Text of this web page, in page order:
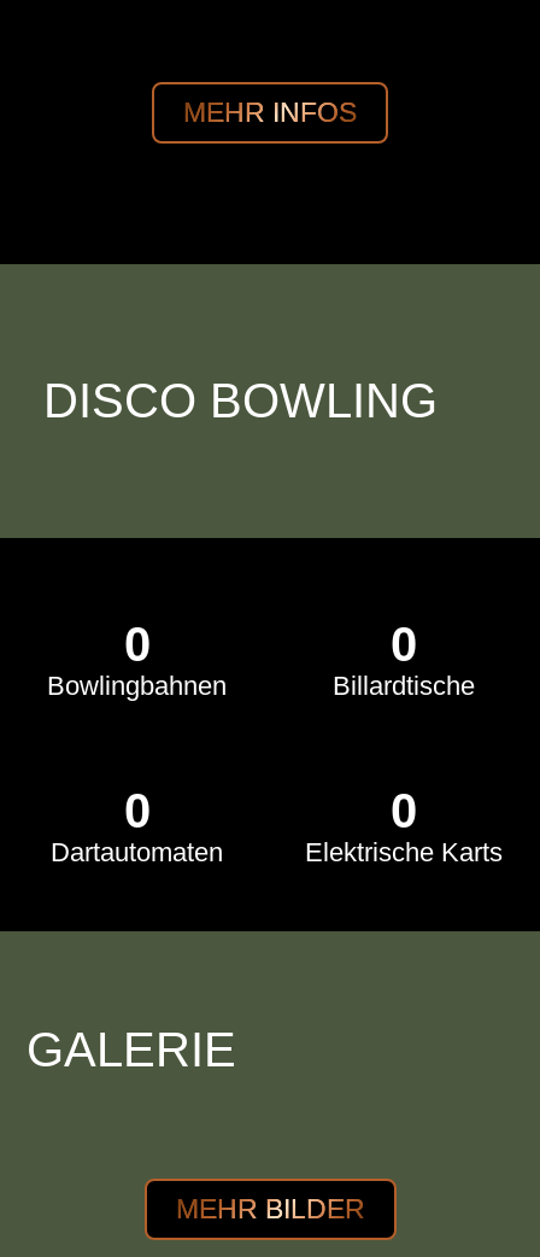
MEHR INFOS
DISCO BOWLING
Bowlingbahnen
0
Billardtische
0
Dartautomaten
0
Elektrische Karts
0
GALERIE
MEHR BILDER